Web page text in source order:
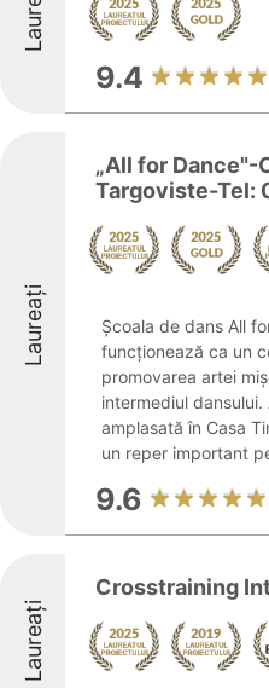
9.4
Laureați
„All for Dance"-
Targoviste-Tel:
Școala de dans All
funcționează ca un
promovarea artei
intermediul
amplasată în Casa
un reper important
9.6
Laureați
Crosstraining